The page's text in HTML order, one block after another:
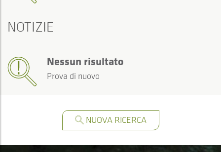
NOTIZIE
Nessun risultato
Prova di nuovo
NUOVA RICERCA